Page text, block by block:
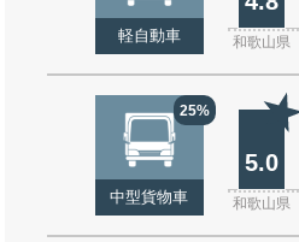
軽自動車 和歌山県
25%
中型貨物車
5.0
和歌山県